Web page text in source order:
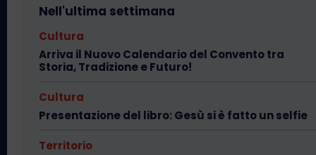
Nell'ultima settimana
Cultura
Arriva il Nuovo Calendario del Convento tra
Storia, Tradizione e Futuro!
Cultura
Presentazione del libro: Gesù si è fatto un selfie
Territorio